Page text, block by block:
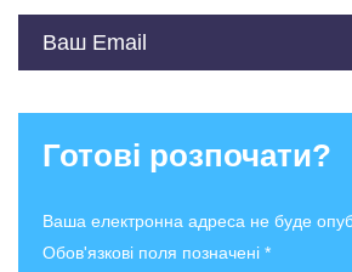
Готові розпочати?
Ваша електронна адреса не буде
Обов'язкові поля позначені *